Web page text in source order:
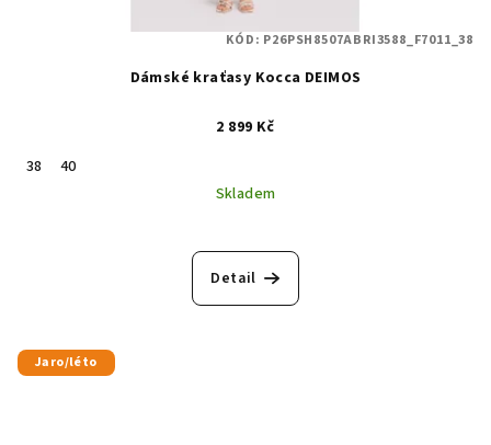
Dámské kraťasy Kocca DEIMOS
2 899 Kč
38
40
Skladem
Detail
KÓD: P26PSH8507ABRI3588_F7011_38
Jaro/léto